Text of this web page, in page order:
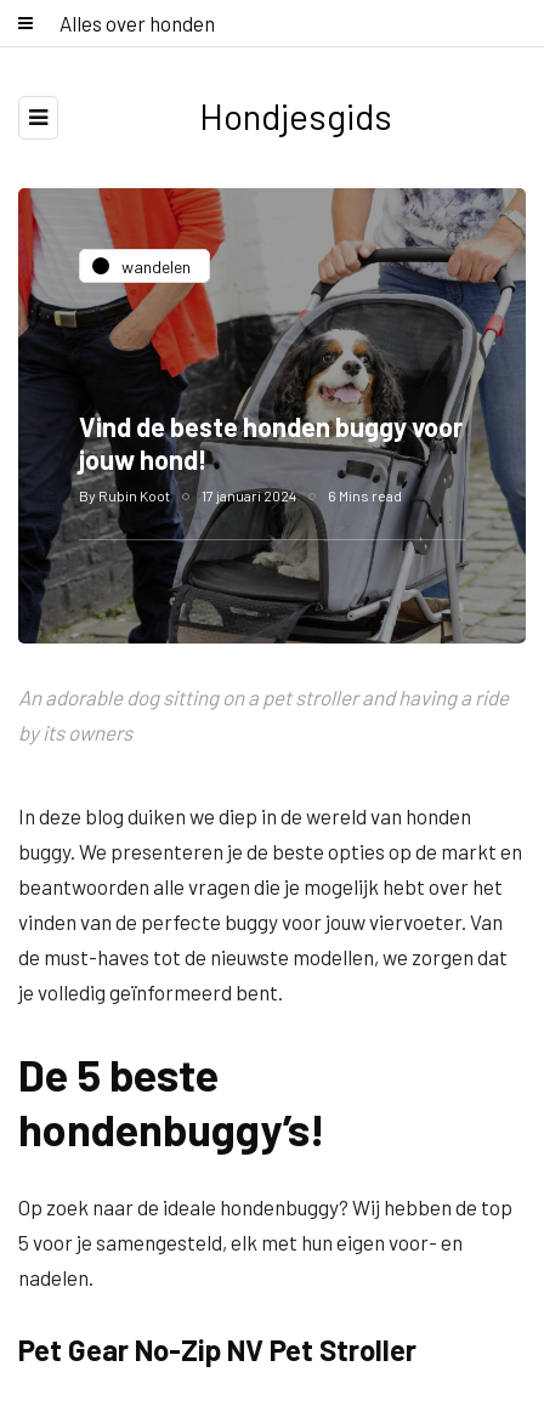
Alles over honden
Hondjesgids
wandelen
Vind de beste honden buggy voor
jouw hond!
ByRubin Koot 17 januari 2024 6 Mins read
An adorable dog sitting on a pet stroller and having a ride
by its owners
In deze blog duiken we diep in de wereld van honden
buggy. We presenteren je de beste opties op de markt en
beantwoorden alle vragen die je mogelijk hebt over het
vinden van de perfecte buggy voor jouw viervoeter. Van
de must-haves tot de nieuwste modellen, we zorgen dat
je volledig geïnformeerd bent.
De 5 beste
hondenbuggy’s!
Op zoek naar de ideale hondenbuggy? Wij hebben de top
5 voor je samengesteld, elk met hun eigen voor- en
nadelen.
Pet Gear No-Zip NV Pet Stroller